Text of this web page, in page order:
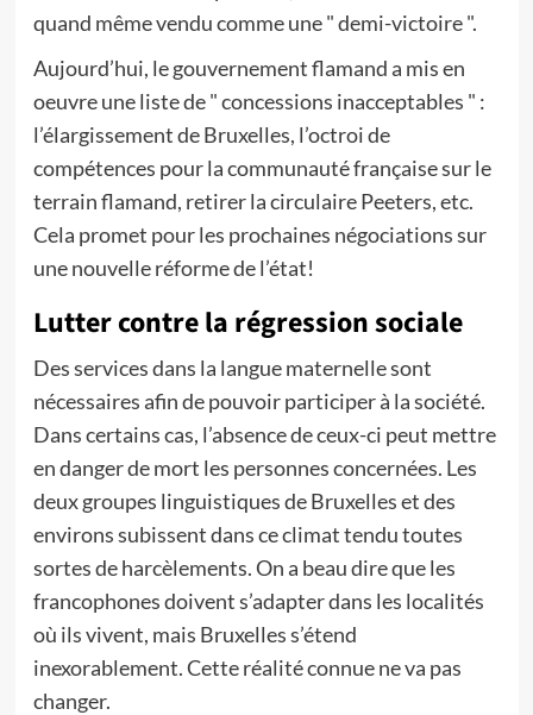
quand même vendu comme une " demi-victoire ".
Aujourd’hui, le gouvernement flamand a mis en
oeuvre une liste de " concessions inacceptables " :
l’élargissement de Bruxelles, l’octroi de
compétences pour la communauté française sur le
terrain flamand, retirer la circulaire Peeters, etc.
Cela promet pour les prochaines négociations sur
une nouvelle réforme de l’état!
Lutter contre la régression sociale
Des services dans la langue maternelle sont
nécessaires afin de pouvoir participer à la société.
Dans certains cas, l’absence de ceux-ci peut mettre
en danger de mort les personnes concernées. Les
deux groupes linguistiques de Bruxelles et des
environs subissent dans ce climat tendu toutes
sortes de harcèlements. On a beau dire que les
francophones doivent s’adapter dans les localités
où ils vivent, mais Bruxelles s’étend
inexorablement. Cette réalité connue ne va pas
changer.